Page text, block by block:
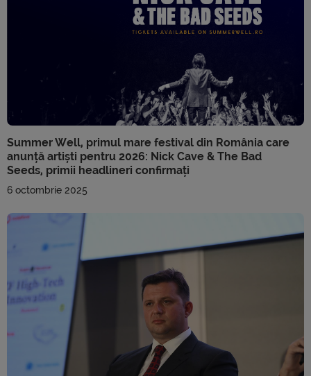
Summer Well, primul mare festival din România care
anunță artiști pentru 2026: Nick Cave & The Bad
Seeds, primii headlineri confirmați
6 octombrie 2025